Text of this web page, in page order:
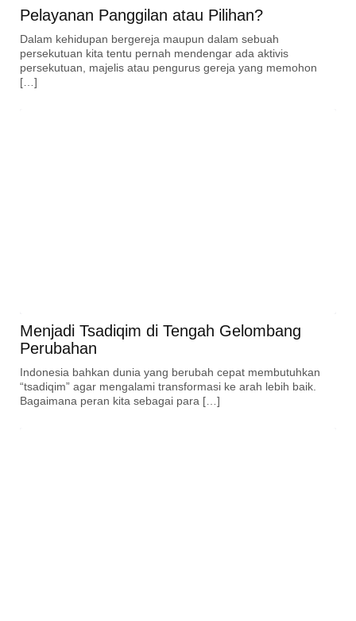
Pelayanan Panggilan atau Pilihan?
Dalam kehidupan bergereja maupun dalam sebuah
persekutuan kita tentu pernah mendengar ada aktivis
persekutuan, majelis atau pengurus gereja yang memohon
[…]
Menjadi Tsadiqim di Tengah Gelombang
Perubahan
Indonesia bahkan dunia yang berubah cepat membutuhkan
“tsadiqim” agar mengalami transformasi ke arah lebih baik.
Bagaimana peran kita sebagai para […]